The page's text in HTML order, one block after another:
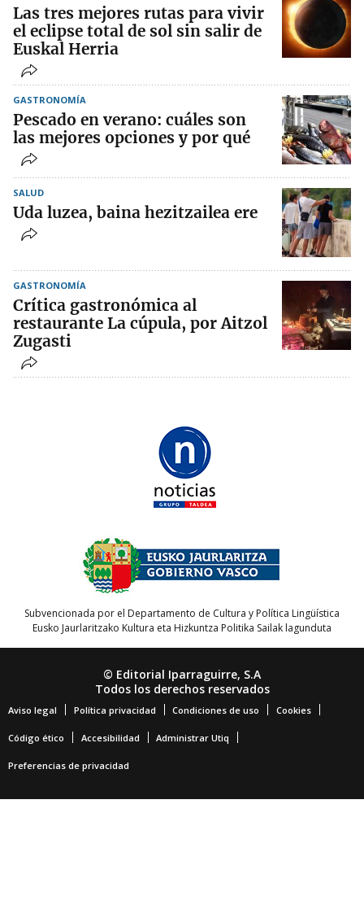
Las tres mejores rutas para vivir
el eclipse total de sol sin salir de
Euskal Herria
GASTRONOMÍA
Pescado en verano: cuáles son
las mejores opciones y por qué
SALUD
Uda luzea, baina hezitzailea ere
GASTRONOMÍA
Crítica gastronómica al
restaurante La cúpula, por Aitzol
Zugasti
Subvencionada por el Departamento de Cultura y Política Lingüística
Eusko Jaurlaritzako Kultura eta Hizkuntza Politika Sailak lagunduta
© Editorial Iparraguirre, S.A
Todos los derechos reservados
Aviso legal Política privacidad Condiciones de uso Cookies
Código ético Accesibilidad Administrar Utiq
Preferencias de privacidad